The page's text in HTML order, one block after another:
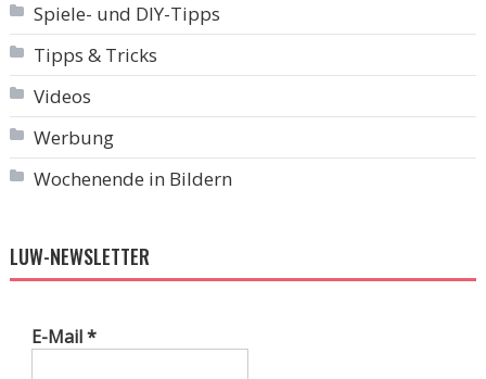
Spiele- und DIY-Tipps
Tipps & Tricks
Videos
Werbung
Wochenende in Bildern
LUW-NEWSLETTER
E-Mail*